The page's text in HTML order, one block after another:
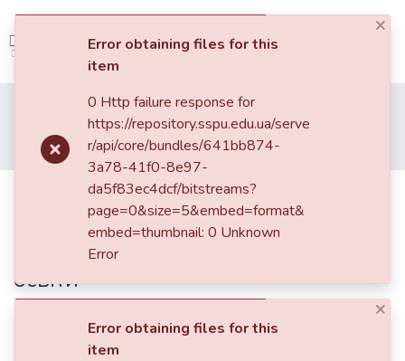
Communities
Collections
All of DSpace
Наукові фахові видання СумДПУ
Педагогічні науки: теорія, історія, інноваційні технології
Економічний потенціал акмеологічних технологій у підвищенні якості професійної освіти
Економічний потенціал
акмеологічних технологій у
підвищенні якості професійної
освіти
Simple item page
×
Error obtaining files for this
item
0 Http failure response for
https://repository.sspu.edu.ua/serve
r/api/core/bundles/641bb874-
3a78-41f0-8e97-
da5f83ec4dcf/bitstreams?
page=0&size=5&embed=format&
embed=thumbnail: 0 Unknown
Error
×
Error obtaining files for this
item